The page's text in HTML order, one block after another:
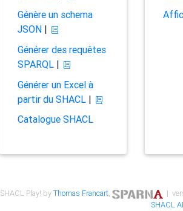
Génère un schema
JSON|
Générer des requêtes
SPARQL|
Générer un Excel à
partir du SHACL|
Catalogue SHACL
SHACL Play! byThomas Francart,
|
SHACL